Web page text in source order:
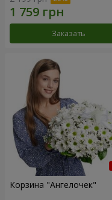
Заказать
Корзина "Ангелочек"